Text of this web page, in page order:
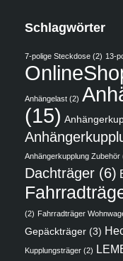
Schlagwörter
7-polige Steckdose (2) 13-
Anhängelast (2)
(15)
Anhängerkupplung Zubehör
Dachträger (6)
(2) Fahrradträger
Gepäckträger (3)
Kupplungsträger (2)